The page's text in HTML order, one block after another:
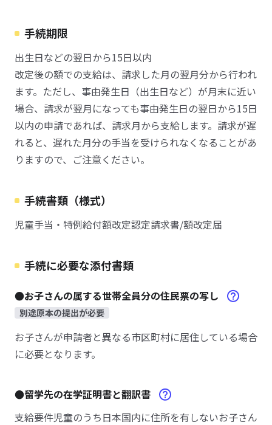
手続期限
出生日などの翌日から15日以内
改定後の額での支給は、請求した月の翌月分から行われ
ます。ただし、事由発生日（出生日など）が月末に近い
場合、請求が翌月になっても事由発生日の翌日から15日
以内の申請であれば、請求月から支給します。請求が遅
れると、遅れた月分の手当を受けられなくなることがあ
りますので、ご注意ください。
手続書類（様式）
児童手当・特例給付額改定認定請求書/額改定届
手続に必要な添付書類
●お子さんの属する世帯全員分の住民票の写し
別途原本の提出が必要
お子さんが申請者と異なる市区町村に居住している場合
に必要となります。
●留学先の在学証明書と翻訳書
支給要件児童のうち日本国内に住所を有しないお子さん